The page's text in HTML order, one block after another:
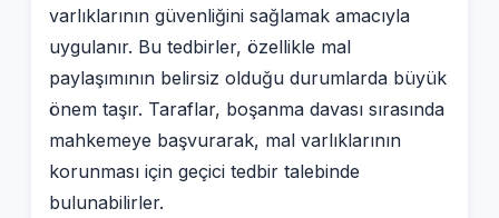
varlıklarının güvenliğini sağlamak amacıyla
uygulanır. Bu tedbirler, özellikle mal
paylaşımının belirsiz olduğu durumlarda büyük
önem taşır. Taraflar, boşanma davası sırasında
mahkemeye başvurarak, mal varlıklarının
korunması için geçici tedbir talebinde
bulunabilirler.